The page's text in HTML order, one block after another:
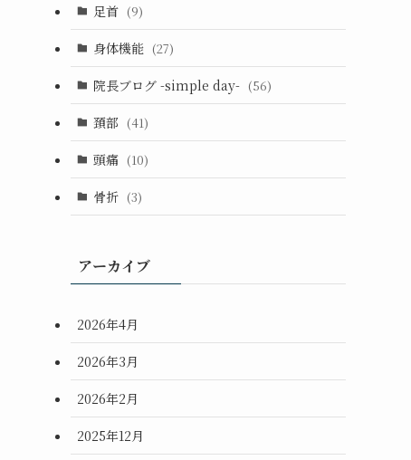
足首 (9)
身体機能 (27)
院長ブログ -simple day- (56)
頚部 (41)
頭痛 (10)
骨折 (3)
アーカイブ
2026年4月
2026年3月
2026年2月
2025年12月